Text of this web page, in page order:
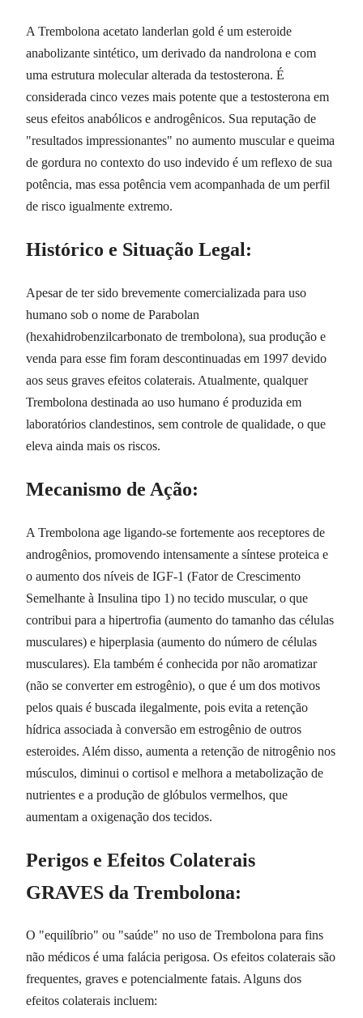
A Trembolona acetato landerlan gold é um esteroide
anabolizante sintético, um derivado da nandrolona e com
uma estrutura molecular alterada da testosterona. É
considerada cinco vezes mais potente que a testosterona em
seus efeitos anabólicos e androgênicos. Sua reputação de
"resultados impressionantes" no aumento muscular e queima
de gordura no contexto do uso indevido é um reflexo de sua
potência, mas essa potência vem acompanhada de um perfil
de risco igualmente extremo.
Histórico e Situação Legal:
Apesar de ter sido brevemente comercializada para uso
humano sob o nome de Parabolan
(hexahidrobenzilcarbonato de trembolona), sua produção e
venda para esse fim foram descontinuadas em 1997 devido
aos seus graves efeitos colaterais. Atualmente, qualquer
Trembolona destinada ao uso humano é produzida em
laboratórios clandestinos, sem controle de qualidade, o que
eleva ainda mais os riscos.
Mecanismo de Ação:
A Trembolona age ligando-se fortemente aos receptores de
androgênios, promovendo intensamente a síntese proteica e
o aumento dos níveis de IGF-1 (Fator de Crescimento
Semelhante à Insulina tipo 1) no tecido muscular, o que
contribui para a hipertrofia (aumento do tamanho das células
musculares) e hiperplasia (aumento do número de células
musculares). Ela também é conhecida por não aromatizar
(não se converter em estrogênio), o que é um dos motivos
pelos quais é buscada ilegalmente, pois evita a retenção
hídrica associada à conversão em estrogênio de outros
esteroides. Além disso, aumenta a retenção de nitrogênio nos
músculos, diminui o cortisol e melhora a metabolização de
nutrientes e a produção de glóbulos vermelhos, que
aumentam a oxigenação dos tecidos.
Perigos e Efeitos Colaterais
GRAVES da Trembolona:
O "equilíbrio" ou "saúde" no uso de Trembolona para fins
não médicos é uma falácia perigosa. Os efeitos colaterais são
frequentes, graves e potencialmente fatais. Alguns dos
efeitos colaterais incluem: